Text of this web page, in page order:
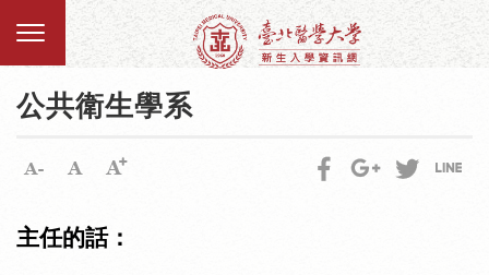
公共衛生學系
主任的話：